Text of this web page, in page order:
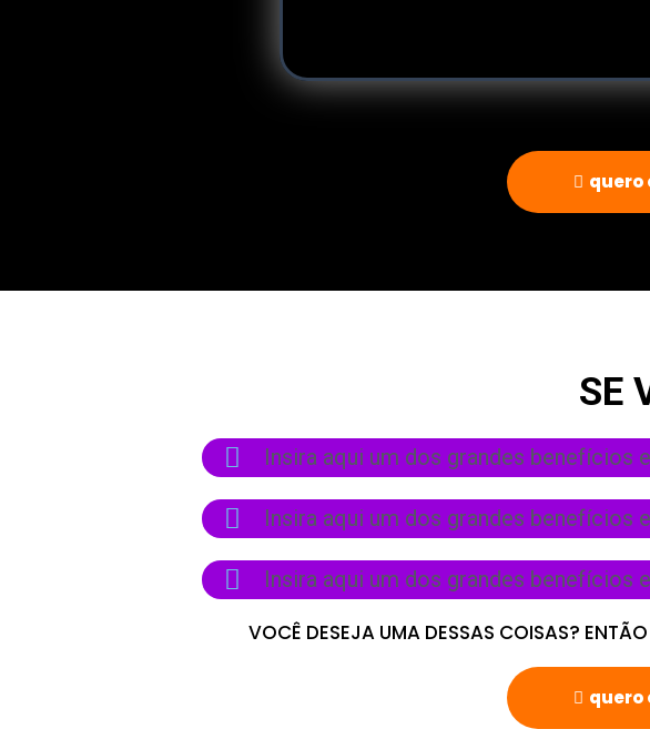
quero
SE
Insira aqui um dos grandes benefícios
Insira aqui um dos grandes benefícios
Insira aqui um dos grandes benefícios
VOCÊ DESEJA UMA DESSAS COISAS?
quero